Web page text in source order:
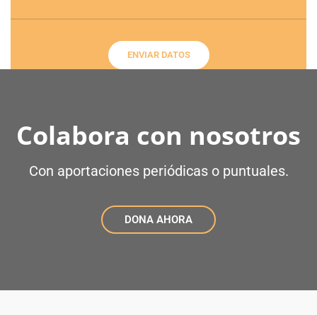
Colabora con nosotros
Con aportaciones periódicas o puntuales.
DONA AHORA